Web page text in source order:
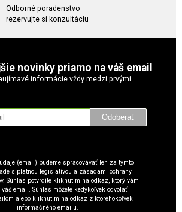
Odborné poradenstvo
rezervujte si konzultáciu
novinky priamo na váš email
informácie vždy medzi prvými
Odoberať
(email) budeme spracovávať len za týmto
s platnou legislatívou a zásadami ochrany
Súhlas potvrdíte kliknutím na odkaz, ktorý vám
váš email. Súhlas môžete kedykoľvek odvolať
alebo kliknutím na odkaz z ktoréhokoľvek
informačného emailu.